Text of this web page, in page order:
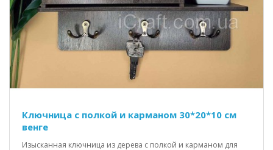
Ключница с полкой и карманом 30*20*10 см
венге
Изысканная ключница из дерева с полкой и карманом для